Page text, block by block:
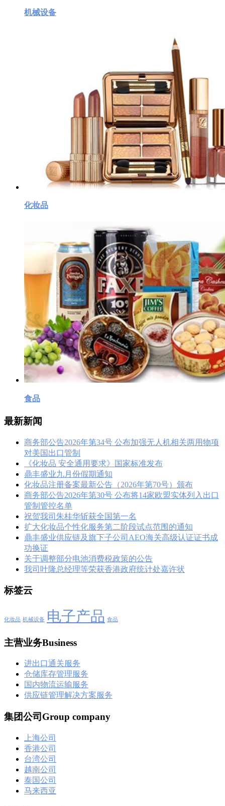
机械设备
化妆品
食品
最新新闻
商务部公告2026年第34号 公布加强无人机相关两用物项
对美国出口管制
《化妆品 安全通用要求》国家标准发布
鼎丰盛业九月份假期通知
化妆品注册备案最新公告（2026年第70号）颁布
商务部公告2026年第30号 公布将14家欧盟实体列入出口
管制管控名单
祝贺我司朱桂华斩获全国第一名
扩大化妆品个性化服务第二阶段试点范围的通知
鼎丰盛业供应链及旗下子公司AEO海关高级认证证书成
功换证
关于调整部分电池消费税政策的公告
我司叶隆总经理等荣获香港政府统计处嘉许状
标签云
化妆品 机械设备 电子产品 食品
主营业务Business
进出口通关服务
仓储库存管理服务
国内物流运输服务
供应链管理解决方案服务
集团公司Group company
上海公司
香港公司
台湾公司
越南公司
泰国公司
马来西亚